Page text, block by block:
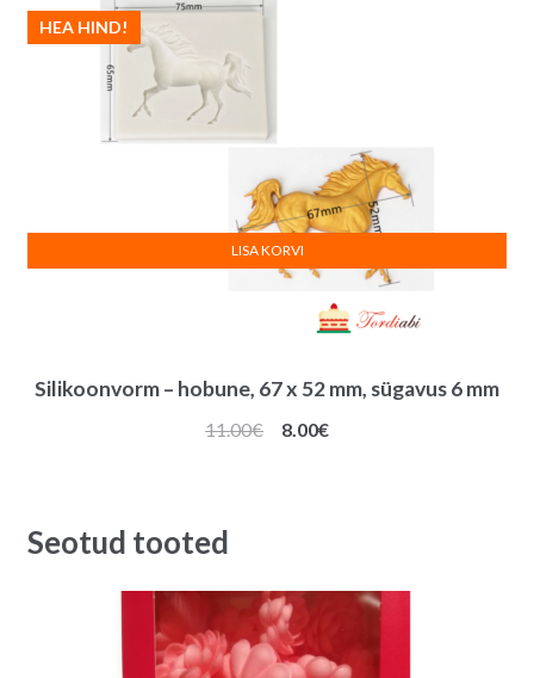
Silikoonvorm – hobune, 67 x 52 mm, sügavus 6 mm
HEA HIND!
11.00€
Algne
8.00€Praegune
LISA KORVI
Seotud tooted